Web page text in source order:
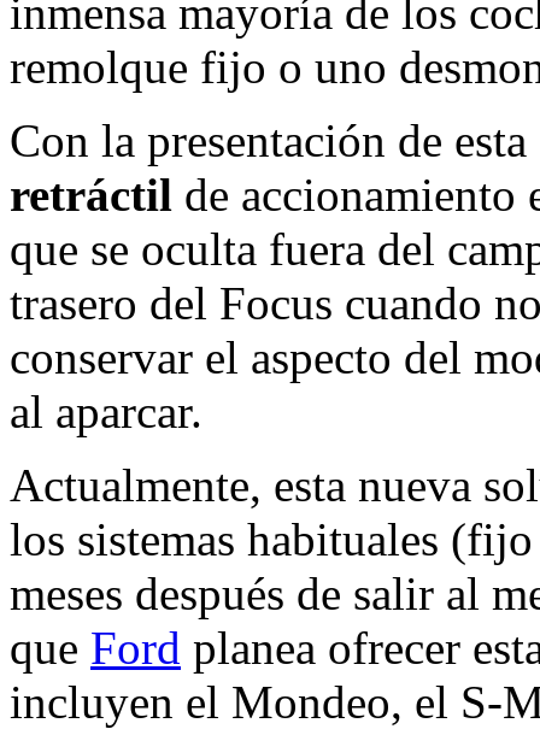
inmensa mayoría de los
remolque fijo o uno
Con la presentación de
retráctil de accionamiento
que se oculta fuera del
trasero del Focus cuando
conservar el aspecto del
al aparcar.
Actualmente, esta nueva
los sistemas habituales
meses después de salir al
que Ford planea ofrecer
incluyen el Mondeo, el S-